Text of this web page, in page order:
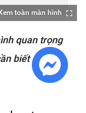
toàn màn hình
quan trọng
biết